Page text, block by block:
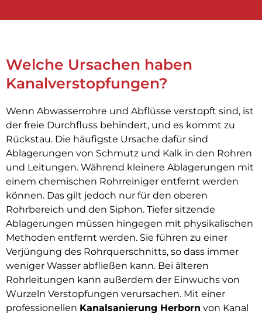
Welche Ursachen haben
Kanalverstopfungen?
Wenn Abwasserrohre und Abflüsse verstopft sind, ist
der freie Durchfluss behindert, und es kommt zu
Rückstau. Die häufigste Ursache dafür sind
Ablagerungen von Schmutz und Kalk in den Rohren
und Leitungen. Während kleinere Ablagerungen mit
einem chemischen Rohrreiniger entfernt werden
können. Das gilt jedoch nur für den oberen
Rohrbereich und den Siphon. Tiefer sitzende
Ablagerungen müssen hingegen mit physikalischen
Methoden entfernt werden. Sie führen zu einer
Verjüngung des Rohrquerschnitts, so dass immer
weniger Wasser abfließen kann. Bei älteren
Rohrleitungen kann außerdem der Einwuchs von
Wurzeln Verstopfungen verursachen. Mit einer
professionellen Kanalsanierung Herborn von Kanal